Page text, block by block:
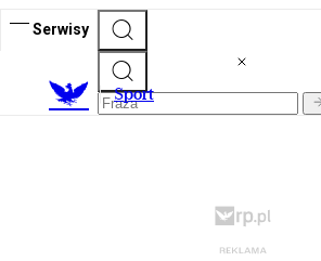
Serwisy
Sport